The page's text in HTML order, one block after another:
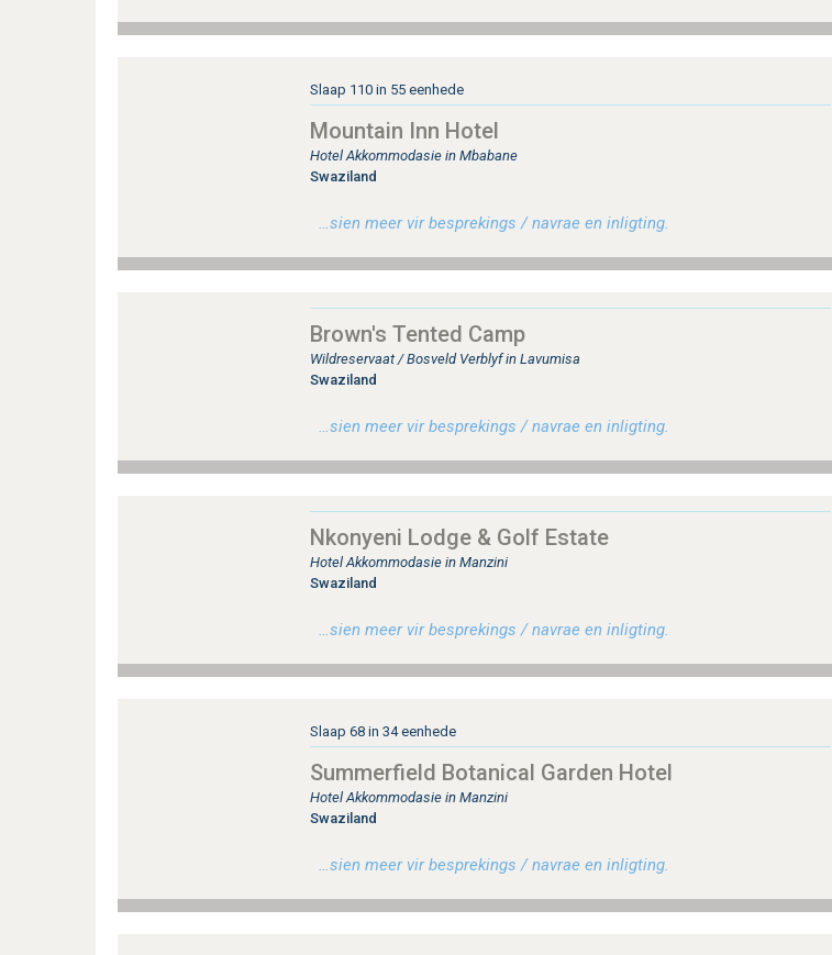
Slaap 110 in 55 eenhede
Mountain Inn Hotel
Hotel Akkommodasie in Mbabane
Swaziland
…sien meer vir besprekings / navrae en inligting.
Brown's Tented Camp
Wildreservaat / Bosveld Verblyf in Lavumisa
Swaziland
…sien meer vir besprekings / navrae en inligting.
Nkonyeni Lodge & Golf Estate
Hotel Akkommodasie in Manzini
Swaziland
…sien meer vir besprekings / navrae en inligting.
Slaap 68 in 34 eenhede
Summerfield Botanical Garden Hotel
Hotel Akkommodasie in Manzini
Swaziland
…sien meer vir besprekings / navrae en inligting.